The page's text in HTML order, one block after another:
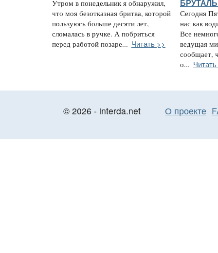
Утром в понедельник я обнаружил,
что моя безотказная бритва, которой
пользуюсь больше десяти лет,
сломалась в ручке. А побриться
перед работой позаре... Читать >>
Сегодня
нас как
Все
ведущая
сообщает,
о...
© 2026 - interda.net О проекте